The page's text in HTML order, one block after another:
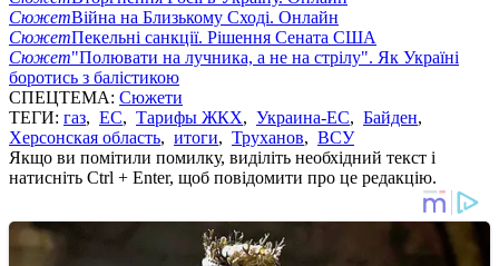
СюжетВійна на Близькому Сході. Онлайн
СюжетПекельні санкції. Рішення Сената США
Сюжет"Полювати на лучника, а не на стрілу". Як Україні
боротись з балістикою
СПЕЦТЕМА: Сюжети
ТЕГИ: газ, ЕС, Тарифы ЖКХ, Украина-ЕС, Байден,
Херсонская область, итоги, Труханов, ВСУ
Якщо ви помітили помилку, виділіть необхідний текст і
натисніть Ctrl + Enter, щоб повідомити про це редакцію.